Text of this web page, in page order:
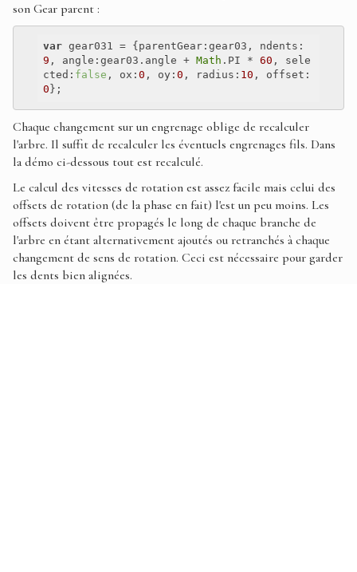
son Gear parent :
var gear031 = { parentGear:gear03, ndents :
9 , angle :gear03.angle + Math .PI * 60 , sele
cted : false , ox : 0 , oy : 0 , radius : 10 , offset :
0
Chaque changement sur un engrenage oblige de recalculer
l'arbre. Il suffit de recalculer les éventuels engrenages fils. Dans
la démo ci-dessous tout est recalculé.
Le calcul des vitesses de rotation est assez facile mais celui des
offsets de rotation (de la phase en fait) l'est un peu moins. Les
offsets doivent être propagés le long de chaque branche de
l'arbre en étant alternativement ajoutés ou retranchés à chaque
changement de sens de rotation. Ceci est nécessaire pour garder
les dents bien alignées.